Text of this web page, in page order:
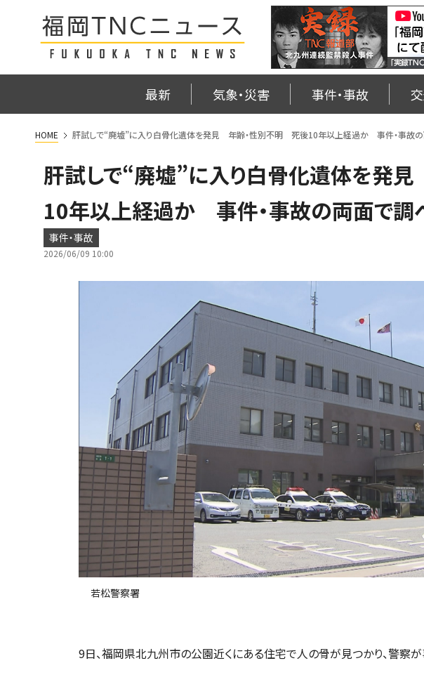
最新 気象・災害 事件・事故
HOME 肝試しで“廃墟”に入り白骨化遺体を発見 年齢・性別不明 死後10年以上経過か 事件・事故
肝試しで“廃墟”に入り白骨化遺体を発
10年以上経過か 事件・事故の両面で
事件・事故
2026/06/09 10:00
若松警察署
9日、福岡県北九州市の公園近くにある住宅で人の骨が見つかり、警察が